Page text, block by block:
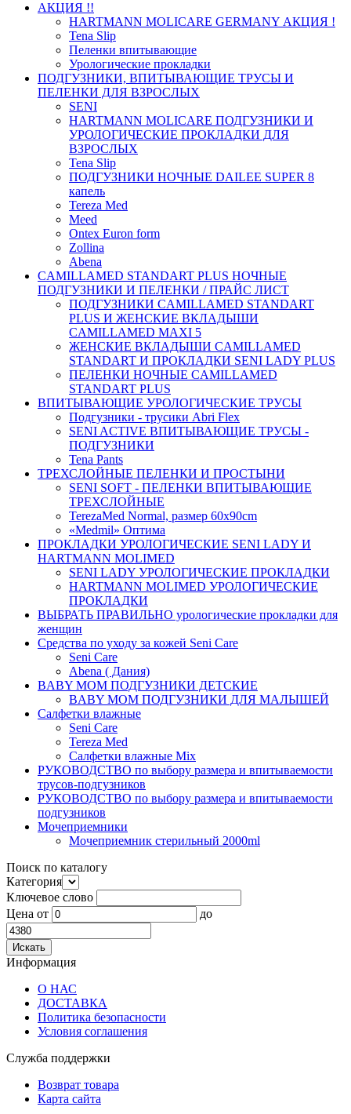
АКЦИЯ !!
HARTMANN MOLICARE GERMANY АКЦИЯ !
Tena Slip
Пеленки впитывающие
Урологические прокладки
ПОДГУЗНИКИ, ВПИТЫВАЮЩИЕ ТРУСЫ И
ПЕЛЕНКИ ДЛЯ ВЗРОСЛЫХ
SENI
HARTMANN MOLICARE ПОДГУЗНИКИ И
УРОЛОГИЧЕСКИЕ ПРОКЛАДКИ ДЛЯ
ВЗРОСЛЫХ
Tena Slip
ПОДГУЗНИКИ НОЧНЫЕ DAILEE SUPER 8
капель
Tereza Med
Meed
Ontex Euron form
Zollina
Abena
CAMILLAMED STANDART PLUS НОЧНЫЕ
ПОДГУЗНИКИ И ПЕЛЕНКИ / ПРАЙС ЛИСТ
ПОДГУЗНИКИ CAMILLAMED STANDART
PLUS И ЖЕНСКИЕ ВКЛАДЫШИ
CAMILLAMED MAXI 5
ЖЕНСКИЕ ВКЛАДЫШИ CAMILLAMED
STANDART И ПРОКЛАДКИ SENI LADY PLUS
ПЕЛЕНКИ НОЧНЫЕ CAMILLAMED
STANDART PLUS
ВПИТЫВАЮЩИЕ УРОЛОГИЧЕСКИЕ ТРУСЫ
Подгузники - трусики Abri Flex
SENI ACTIVE ВПИТЫВАЮЩИЕ ТРУСЫ -
ПОДГУЗНИКИ
Tena Pants
ТРЕХСЛОЙНЫЕ ПЕЛЕНКИ И ПРОСТЫНИ
SENI SOFT - ПЕЛЕНКИ ВПИТЫВАЮЩИЕ
ТРЕХСЛОЙНЫЕ
TerezaMed Normal, размер 60x90cm
«Medmil» Оптима
ПРОКЛАДКИ УРОЛОГИЧЕСКИЕ SENI LADY И
HARTMANN MOLIMED
SENI LADY УРОЛОГИЧЕСКИЕ ПРОКЛАДКИ
HARTMANN MOLIMED УРОЛОГИЧЕСКИЕ
ПРОКЛАДКИ
ВЫБРАТЬ ПРАВИЛЬНО урологические прокладки для
женщин
Средства по уходу за кожей Seni Care
Seni Care
Abena ( Дания)
BABY MOM ПОДГУЗНИКИ ДЕТСКИЕ
BABY MOM ПОДГУЗНИКИ ДЛЯ МАЛЫШЕЙ
Салфетки влажные
Seni Care
Tereza Med
Салфетки влажные Mix
РУКОВОДСТВО по выбору размера и впитываемости
трусов-подгузников
РУКОВОДСТВО по выбору размера и впитываемости
подгузников
Мочеприемники
Мочеприемник стерильный 2000ml
Поиск по каталогу
Категория
Ключевое слово
Цена от до
Информация
О НАС
ДОСТАВКА
Политика безопасности
Условия соглашения
Служба поддержки
Возврат товара
Карта сайта